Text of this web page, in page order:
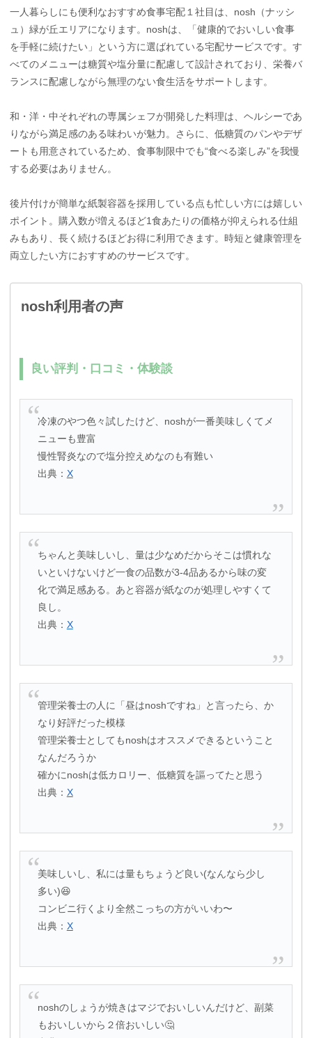
一人暮らしにも便利なおすすめ食事宅配１社目は、nosh（ナッシ
ュ）緑が丘エリアになります。noshは、「健康的でおいしい食事
を手軽に続けたい」という方に選ばれている宅配サービスです。す
べてのメニューは糖質や塩分量に配慮して設計されており、栄養バ
ランスに配慮しながら無理のない食生活をサポートします。
和・洋・中それぞれの専属シェフが開発した料理は、ヘルシーであ
りながら満足感のある味わいが魅力。さらに、低糖質のパンやデザ
ートも用意されているため、食事制限中でも“食べる楽しみ”を我慢
する必要はありません。
後片付けが簡単な紙製容器を採用している点も忙しい方には嬉しい
ポイント。購入数が増えるほど1食あたりの価格が抑えられる仕組
みもあり、長く続けるほどお得に利用できます。時短と健康管理を
両立したい方におすすめのサービスです。
nosh利用者の声
良い評判・口コミ・体験談
冷凍のやつ色々試したけど、noshが一番美味しくてメ
ニューも豊富
慢性腎炎なので塩分控えめなのも有難い
出典： X
ちゃんと美味しいし、量は少なめだからそこは慣れな
いといけないけど一食の品数が3-4品あるから味の変
化で満足感ある。あと容器が紙なのが処理しやすくて
良し。
出典： X
管理栄養士の人に「昼はnoshですね」と言ったら、か
なり好評だった模様
管理栄養士としてもnoshはオススメできるということ
なんだろうか
確かにnoshは低カロリー、低糖質を謳ってたと思う
出典： X
美味しいし、私には量もちょうど良い(なんなら少し
多い)😆
コンビニ行くより全然こっちの方がいいわ〜
出典： X
noshのしょうが焼きはマジでおいしいんだけど、副菜
もおいしいから２倍おいしい🤔